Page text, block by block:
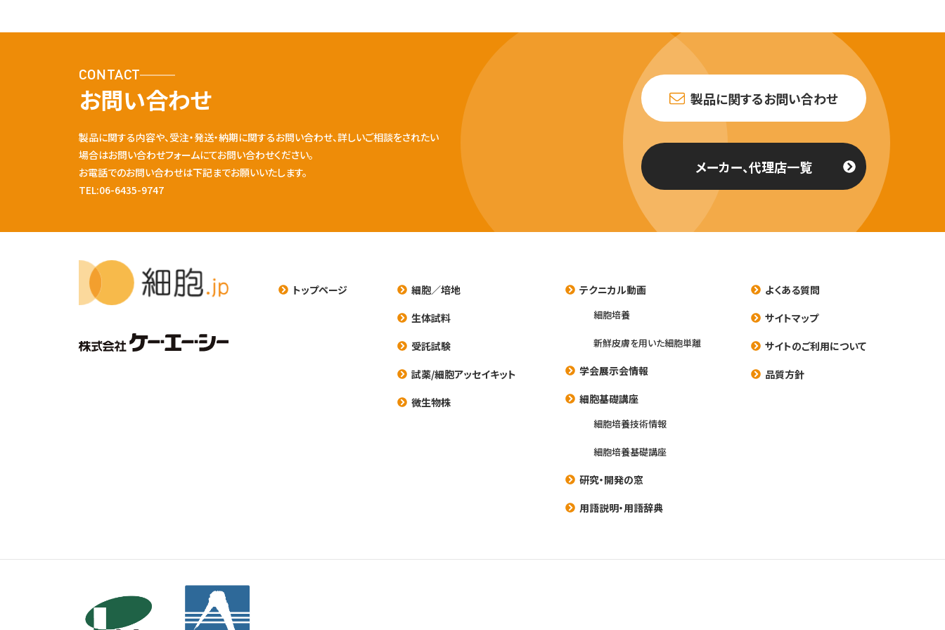
CONTACT
お問い合わせ
製品に関する内容や、受注・発送・納期に関するお問い合わせ、詳しいご相談をされたい
場合はお問い合わせフォームにてお問い合わせください。
お電話でのお問い合わせは下記までお願いいたします。
TEL:06-6435-9747
製品に関するお問い合わせ
メーカー、代理店一覧
トップページ
細胞／培地
生体試料
受託試験
試薬/細胞アッセイキット
微生物株
テクニカル動画
細胞培養
新鮮皮膚を用いた細胞単離
学会展示会情報
細胞基礎講座
細胞培養技術情報
細胞培養基礎講座
研究・開発の窓
用語説明・用語辞典
よくある質問
サイトマップ
サイトのご利用について
品質方針